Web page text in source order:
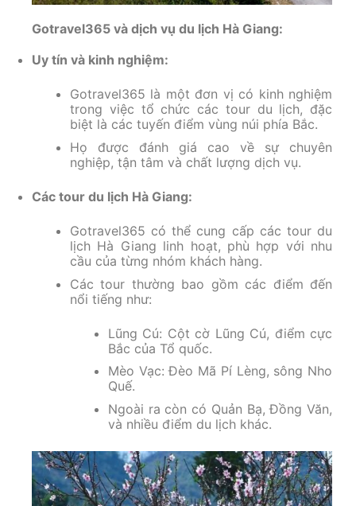
Gotravel365 và dịch vụ du lịch Hà Giang:
Uy tín và kinh nghiệm:
Gotravel365 là một đơn vị có kinh nghiệm
trong việc tổ chức các tour du lịch, đặc
biệt là các tuyến điểm vùng núi phía Bắc.
Họ được đánh giá cao về sự chuyên
nghiệp, tận tâm và chất lượng dịch vụ.
Các tour du lịch Hà Giang:
Gotravel365 có thể cung cấp các tour du
lịch Hà Giang linh hoạt, phù hợp với nhu
cầu của từng nhóm khách hàng.
Các tour thường bao gồm các điểm đến
nổi tiếng như:
Lũng Cú: Cột cờ Lũng Cú, điểm cực
Bắc của Tổ quốc.
Mèo Vạc: Đèo Mã Pí Lèng, sông Nho
Quế.
Ngoài ra còn có Quản Bạ, Đồng Văn,
và nhiều điểm du lịch khác.